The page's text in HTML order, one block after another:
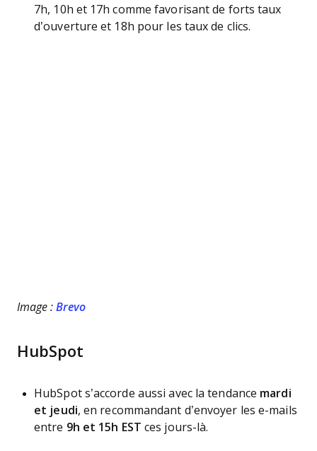
7h, 10h et 17h comme favorisant de forts taux
d’ouverture et 18h pour les taux de clics.
Image : Brevo
HubSpot
HubSpot s’accorde aussi avec la tendance mardi
et jeudi, en recommandant d’envoyer les e-mails
entre 9h et 15h EST ces jours-là.